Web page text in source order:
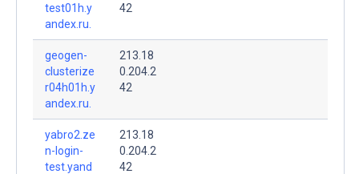
test01h.y
andex.ru.
42
geogen-
clusterize
r04h01h.y
andex.ru.
213.18
0.204.2
42
yabro2.ze
n-login-
test.yand
213.18
0.204.2
42